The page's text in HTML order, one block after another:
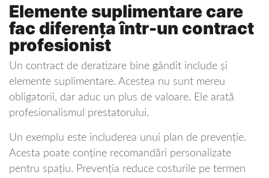
Elemente suplimentare care
fac diferența într-un contract
profesionist
Un contract de deratizare bine gândit include și
elemente suplimentare. Acestea nu sunt mereu
obligatorii, dar aduc un plus de valoare. Ele arată
profesionalismul prestatorului.
Un exemplu este includerea unui plan de prevenție.
Acesta poate conține recomandări personalizate
pentru spațiu. Prevenția reduce costurile pe termen